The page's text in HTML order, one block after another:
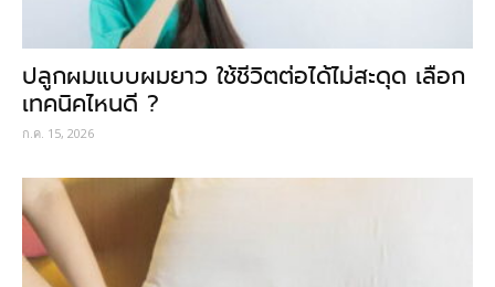
ปลูกผมแบบผมยาว ใช้ชีวิตต่อได้ไม่สะดุด เลือก
เทคนิคไหนดี ?
ก.ค. 15, 2026